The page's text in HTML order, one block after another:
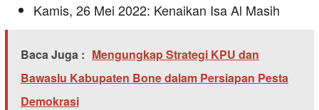
Kamis, 26 Mei 2022: Kenaikan Isa Al Masih
Baca Juga : Mengungkap Strategi KPU dan
Bawaslu Kabupaten Bone dalam Persiapan Pesta
Demokrasi